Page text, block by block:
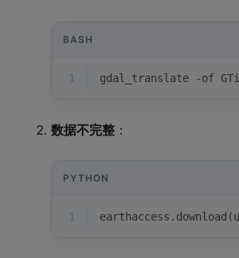
BASH
1 gdal_translate -of
数据不完整 ：
PYTHON
1